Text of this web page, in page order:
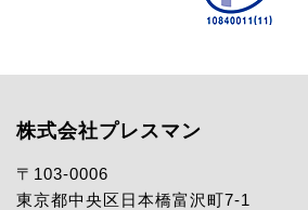
株式会社プレスマン
〒103-0006
東京都中央区日本橋富沢町7-1